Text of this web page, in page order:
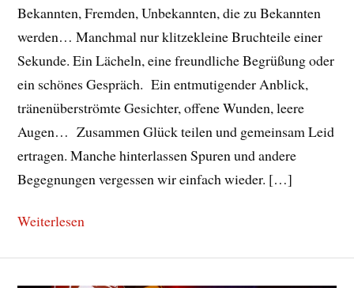
Bekannten, Fremden, Unbekannten, die zu Bekannten
werden… Manchmal nur klitzekleine Bruchteile einer
Sekunde. Ein Lächeln, eine freundliche Begrüßung oder
ein schönes Gespräch. Ein entmutigender Anblick,
tränenüberströmte Gesichter, offene Wunden, leere
Augen… Zusammen Glück teilen und gemeinsam Leid
ertragen. Manche hinterlassen Spuren und andere
Begegnungen vergessen wir einfach wieder. […]
Weiterlesen